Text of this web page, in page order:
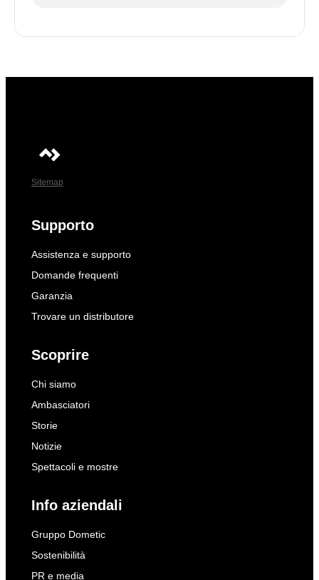
Sitemap
Supporto
Assistenza e supporto
Domande frequenti
Garanzia
Trovare un distributore
Scoprire
Chi siamo
Ambasciatori
Storie
Notizie
Spettacoli e mostre
Info aziendali
Gruppo Dometic
Sostenibilità
PR e media